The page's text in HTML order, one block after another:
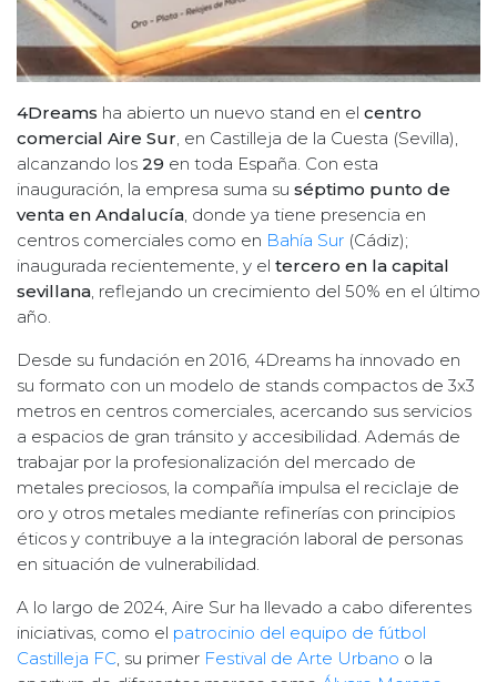
4Dreams ha abierto un nuevo stand en el centro
comercial Aire Sur, en Castilleja de la Cuesta (Sevilla),
alcanzando los 29 en toda España. Con esta
inauguración, la empresa suma su séptimo punto de
venta en Andalucía, donde ya tiene presencia en
centros comerciales como en Bahía Sur (Cádiz);
inaugurada recientemente, y el tercero en la capital
sevillana, reflejando un crecimiento del 50% en el último
año.
Desde su fundación en 2016, 4Dreams ha innovado en
su formato con un modelo de stands compactos de 3x3
metros en centros comerciales, acercando sus servicios
a espacios de gran tránsito y accesibilidad. Además de
trabajar por la profesionalización del mercado de
metales preciosos, la compañía impulsa el reciclaje de
oro y otros metales mediante refinerías con principios
éticos y contribuye a la integración laboral de personas
en situación de vulnerabilidad.
A lo largo de 2024, Aire Sur ha llevado a cabo diferentes
iniciativas, como el patrocinio del equipo de fútbol
Castilleja FC, su primer Festival de Arte Urbano o la